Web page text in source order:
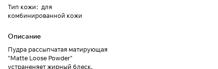
Тип кожи: для
комбинированной кожи
Описание
Пудра рассыпчатая матирующая
"Matte Loose Powder"
устраненяет жирный блеск,